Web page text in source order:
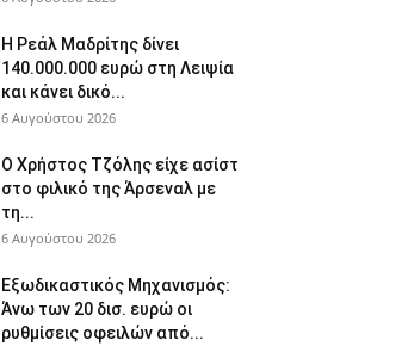
Η Ρεάλ Μαδρίτης δίνει
140.000.000 ευρώ στη Λειψία
και κάνει δικό...
6 Αυγούστου 2026
Ο Χρήστος Τζόλης είχε ασίστ
στο φιλικό της Άρσεναλ με
τη...
6 Αυγούστου 2026
Εξωδικαστικός Μηχανισμός:
Άνω των 20 δισ. ευρώ οι
ρυθμίσεις οφειλών από...